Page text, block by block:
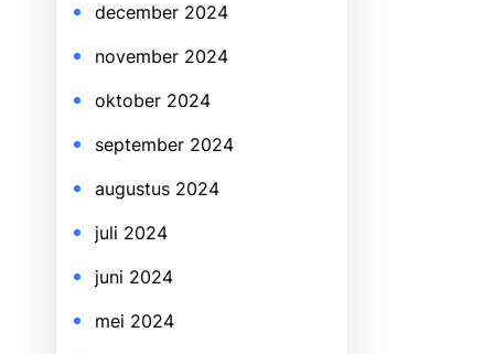
december 2024
november 2024
oktober 2024
september 2024
augustus 2024
juli 2024
juni 2024
mei 2024